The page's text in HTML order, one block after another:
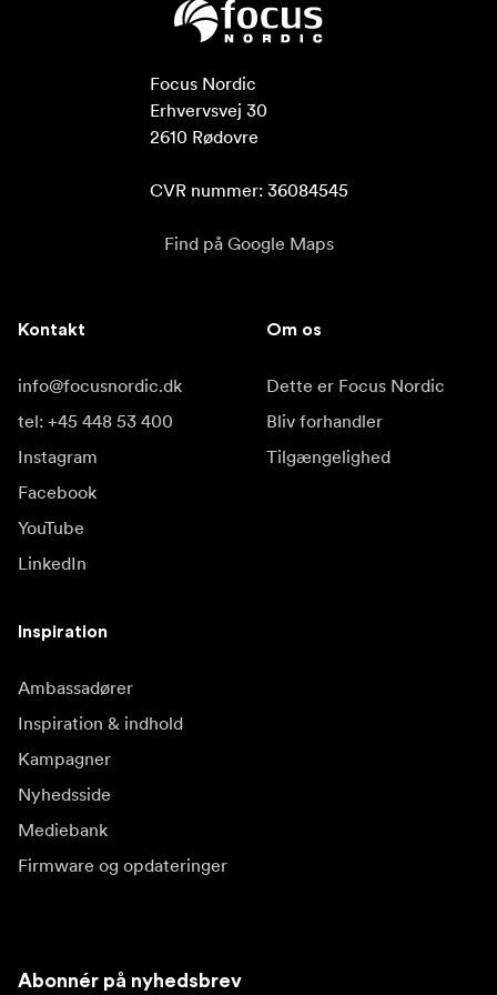
Focus Nordic
Erhvervsvej 30
2610 Rødovre
CVR nummer: 36084545
Find på Google Maps
Kontakt
info@focusnordic.dk
tel: +45 448 53 400
Instagram
Facebook
YouTube
LinkedIn
Om os
Dette er Focus Nordic
Bliv forhandler
Tilgængelighed
Inspiration
Ambassadører
Inspiration & indhold
Kampagner
Nyhedsside
Mediebank
Firmware og opdateringer
Abonnér på nyhedsbrev